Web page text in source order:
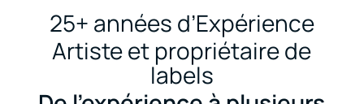
25+ années d’Expérience
Artiste et propriétaire de
labels